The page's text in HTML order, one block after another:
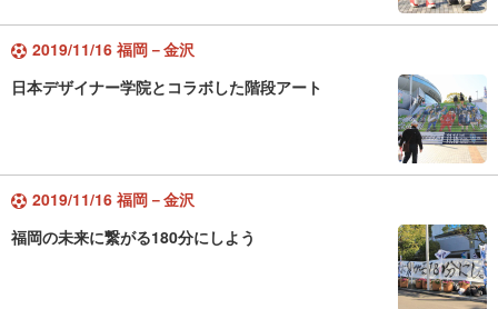
2019/11/16 福岡－金沢
日本デザイナー学院とコラボした階段アート
2019/11/16 福岡－金沢
福岡の未来に繋がる180分にしよう